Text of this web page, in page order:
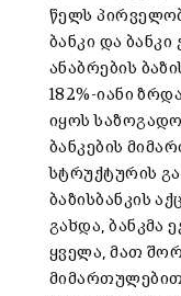
წელს
ბანკი და
ანაბრების
182%-იანი
იყოს
ბანკების
სტრუქტურის
ბაზისბანკის
გახდა, ბანკმა
ყველა, მათ
მიმართულებით.